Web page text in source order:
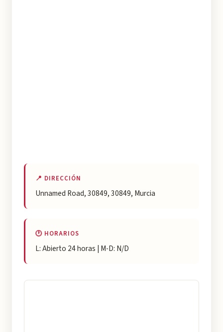
📍 DIRECCIÓN
Unnamed Road, 30849, 30849, Murcia
🕐 HORARIOS
L: Abierto 24 horas | M-D: N/D